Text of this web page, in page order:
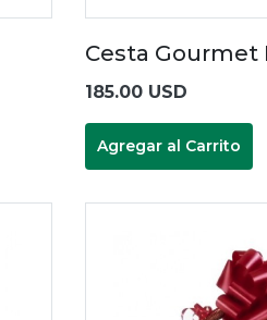
Cesta Gourmet
185.00 USD
Agregar al Carrito